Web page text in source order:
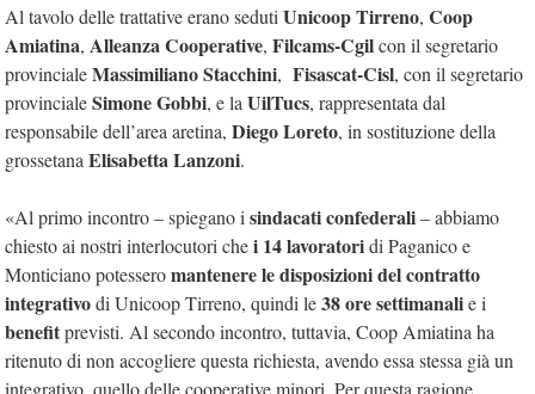
Al tavolo delle trattative erano seduti Unicoop Tirreno, Coop
Amiatina, Alleanza Cooperative, Filcams-Cgilcon il segretario
provincialeMassimiliano Stacchini, Fisascat-Cisl, con il segretario
provincialeSimone Gobbi, e la UilTucs, rappresentata dal
responsabile dell’area aretina, Diego Loreto, in sostituzione della
grossetana Elisabetta Lanzoni.
«Al primo incontro – spiegano i sindacati confederali– abbiamo
chiesto ai nostri interlocutori chei 14 lavoratoridi Paganico e
Monticiano potesseromantenere le disposizioni del contratto
integrativodi Unicoop Tirreno, quindi le38 ore settimanalie i
benefitprevisti. Al secondo incontro, tuttavia, Coop Amiatina ha
ritenuto di non accogliere questa richiesta, avendo essa stessa già un
integrativo, quello delle cooperative minori. Per questa ragione